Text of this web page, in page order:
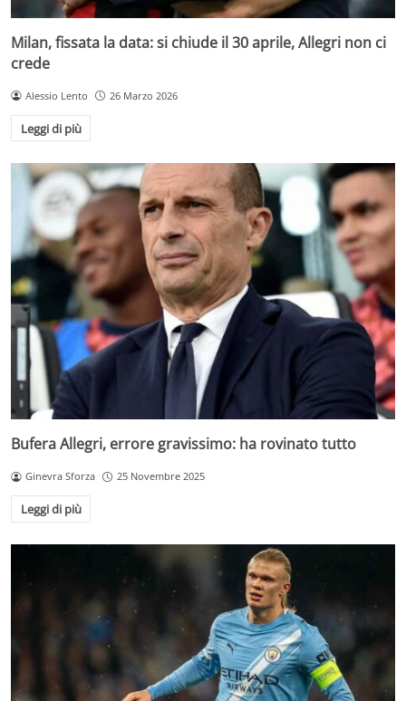
Milan, fissata la data: si chiude il 30 aprile, Allegri non ci
crede
Alessio Lento 26 Marzo 2026
Leggi di più
Bufera Allegri, errore gravissimo: ha rovinato tutto
Ginevra Sforza 25 Novembre 2025
Leggi di più